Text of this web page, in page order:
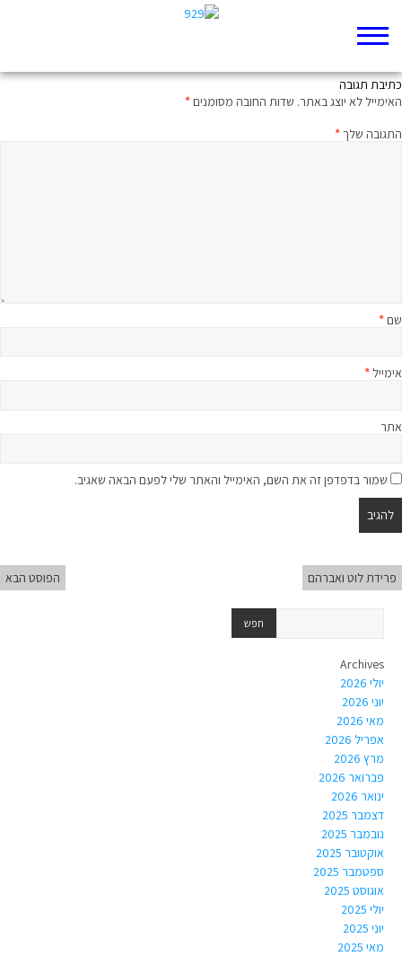
כתיבת תגובה
האימייל לא יוצג באתר. שדות החובה מסומנים*
התגובה שלך*
שם*
אימייל *
אתר
שמור בדפדפן זה את השם, האימייל והאתר שלי לפעם הבאה שאגיב.
פרידת לוט ואברהם הפוסט הבא
Archives
יולי 2026
יוני 2026
מאי 2026
אפריל 2026
מרץ 2026
פברואר 2026
ינואר 2026
דצמבר 2025
נובמבר 2025
אוקטובר 2025
ספטמבר 2025
אוגוסט 2025
יולי 2025
יוני 2025
מאי 2025